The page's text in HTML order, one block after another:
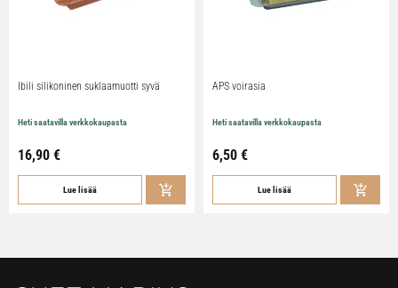
Ibili silikoninen suklaamuotti syvä
Heti saatavilla verkkokaupasta
16,90 €
Lue lisää
APS voirasia
Heti saatavilla verkkokaupasta
6,50 €
Lue lisää